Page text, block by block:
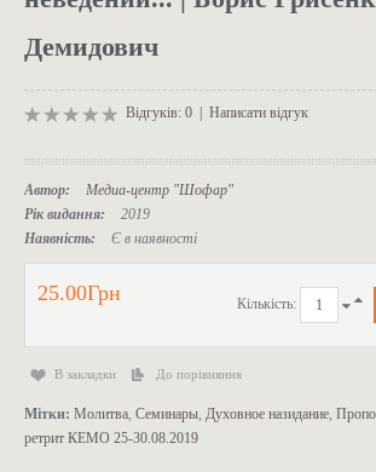
Демидович
Відгуків: 0 Написати відгук
Автор:
Медиа-центр "Шофар"
Рік видання:
2019
Наявність:
Є в наявності
25.00Грн Кількість:
В закладки До порівняння
Мітки: Молитва, Семинары, Духовное назидание,
ретрит КЕМО 25-30.08.2019